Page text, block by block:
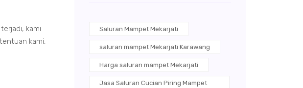
kami
kami,
Saluran Mampet Mekarjati
saluran mampet Mekarjati Karawang
Harga saluran mampet Mekarjati
Jasa Saluran Cucian Piring Mampet